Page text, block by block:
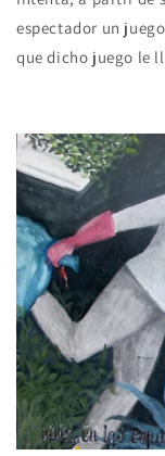
espectador un
que dicho juego le